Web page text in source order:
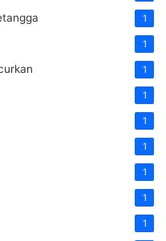
1
1
1
1
1
1
1
1
1